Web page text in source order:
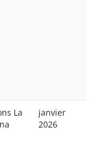
La
janvier
2026